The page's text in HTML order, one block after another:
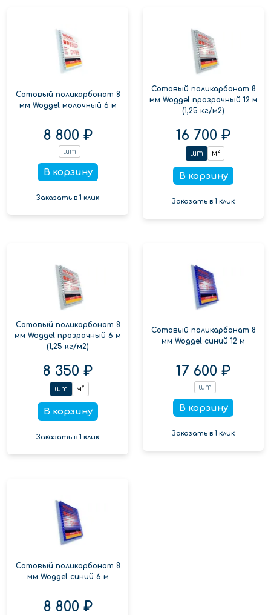
Сотовый поликарбонат 8
мм Woggel молочный 6 м
8 800 ₽
шт
В корзину
Заказать в 1 клик
Сотовый поликарбонат 8
мм Woggel прозрачный 12 м
(1,25 кг/м2)
16 700 ₽
шт м²
В корзину
Заказать в 1 клик
Сотовый поликарбонат 8
мм Woggel прозрачный 6 м
(1,25 кг/м2)
8 350 ₽
шт м²
В корзину
Заказать в 1 клик
Сотовый поликарбонат 8
мм Woggel синий 12 м
17 600 ₽
шт
В корзину
Заказать в 1 клик
Сотовый поликарбонат 8
мм Woggel синий 6 м
8 800 ₽